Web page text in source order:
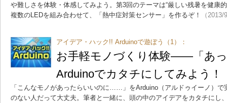
や難しさを体験・体感してみよう。第3回のテーマは“厳しい残暑を健康
複数のLEDを組み合わせて、「熱中症対策センサー」を作るぞ！
（2013/
アイデア・ハック!! Arduinoで遊ぼう（1）：
お手軽モノづくり体験――「あ
Arduinoでカタチにしてみよう！
「こんなモノがあったらいいのに……」をArduino（アルドゥイーノ）で
のない人だって大丈夫。筆者と一緒に、頭の中のアイデアをカタチにし